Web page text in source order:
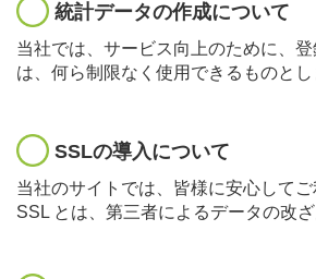
統計データの作成について
当社では、サービス向上のために、
は、何ら制限なく使用できるものとし
SSLの導入について
当社のサイトでは、皆様に安心して
SSL とは、第三者によるデータの改